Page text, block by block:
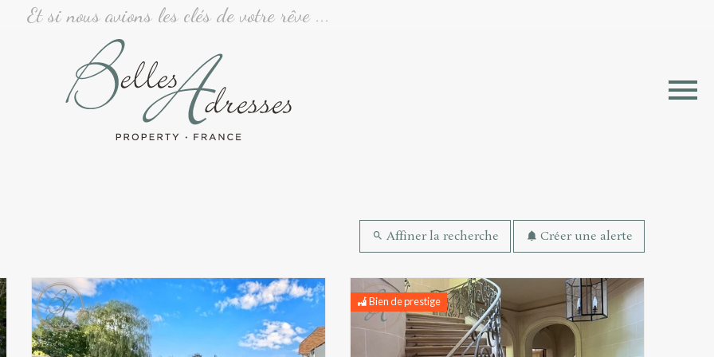
- Résultats de recherche
Et si nous avions les clés de votre rêve ...
Affiner la recherche Créer une alerte
Bien de prestige